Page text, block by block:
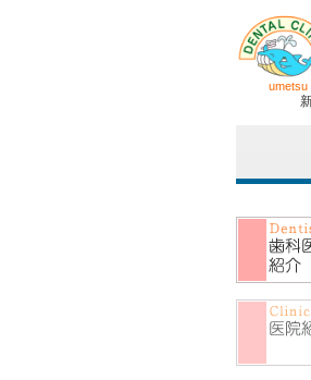
umetsu